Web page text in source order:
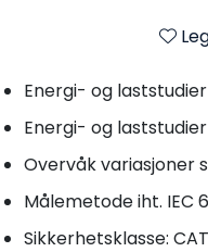
Energi- og laststudier
Energi- og laststudier
Overvåk variasjoner
Målemetode iht. IEC
Sikkerhetsklasse: